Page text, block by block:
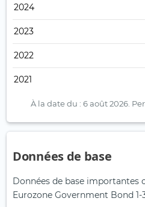
2024
2023
2022
2021
À la date du : 6 août 2026.
Données de base
Données de base importantes
Eurozone Government Bond 1-